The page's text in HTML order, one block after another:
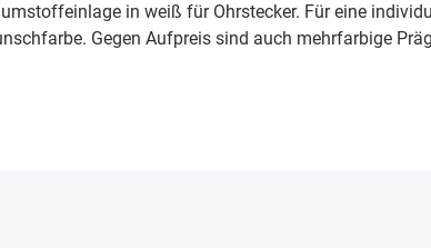
in weiß für Ohrstecker. Für eine
Gegen Aufpreis sind auch mehrfarbige